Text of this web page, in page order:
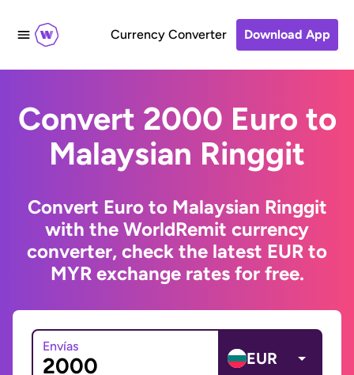
Currency Converter Download App
Convert 2000 Euro to
Malaysian Ringgit
Convert Euro to Malaysian Ringgit
with the WorldRemit currency
converter, check the latest EUR to
MYR exchange rates for free.
Envías
EUR